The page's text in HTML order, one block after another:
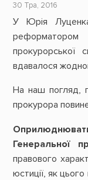
30 Тра, 2016
У Юрія
прокурорської
вдавалося
На наш погляд,
прокурора
Генеральної
правового
юстиції, як